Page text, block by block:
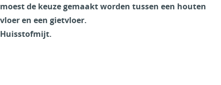
moest de keuze gemaakt worden tussen een houten
vloer en een gietvloer.
Huisstofmijt.